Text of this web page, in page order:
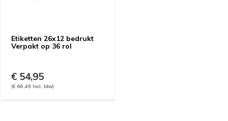
Etiketten 26x12 bedrukt
Verpakt op 36 rol
€ 54,95
(€ 66,49 Incl. btw)